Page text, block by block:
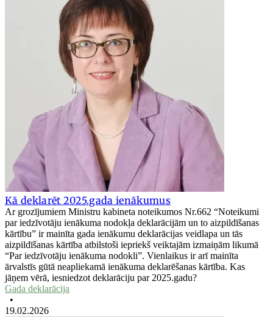
Kā deklarēt 2025.gada ienākumus
Ar grozījumiem Ministru kabineta noteikumos Nr.662 “Noteikumi
par iedzīvotāju ienākuma nodokļa deklarācijām un to aizpildīšanas
kārtību” ir mainīta gada ienākumu deklarācijas veidlapa un tās
aizpildīšanas kārtība atbilstoši iepriekš veiktajām izmaiņām likumā
“Par iedzīvotāju ienākuma nodokli”. Vienlaikus ir arī mainīta
ārvalstīs gūtā neapliekamā ienākuma deklarēšanas kārtība. Kas
jāņem vērā, iesniedzot deklarāciju par 2025.gadu?
Gada deklarācija
•
19.02.2026